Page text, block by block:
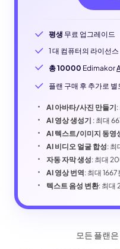
평생 무료 업그레이드
1 대 컴퓨터의 라이선스
총 10000 Edimakor
플랜 구매 후 추가로 별
AI 아바타/사진 만들기
AI 영상 생성기 : 최대
AI 텍스트/이미지 동영
AI 비디오 얼굴 합성: 최
자동 자막 생성: 최대
AI 영상 번역: 최대 1667
텍스트 음성 변환: 최대
모든 플랜